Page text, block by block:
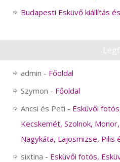
Budapesti Esküvő kiállítás
admin - Főoldal
Szymon - Főoldal
Ancsi és Peti - Esküvői
Kecskemét, Szolnok,
Nagykáta, Lajosmizse, Pilis
sixtina - Esküvői fotós,